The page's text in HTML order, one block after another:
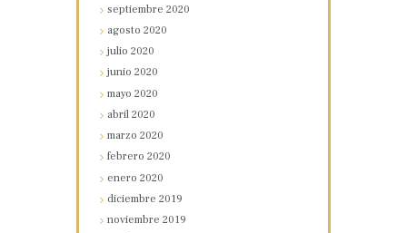
septiembre2020
agosto2020
julio2020
junio2020
mayo2020
abril2020
marzo2020
febrero2020
enero2020
diciembre2019
noviembre2019